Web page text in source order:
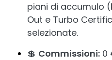
piani di accumulo
Out e Turbo
selezionate.
💲 Commissioni: 0